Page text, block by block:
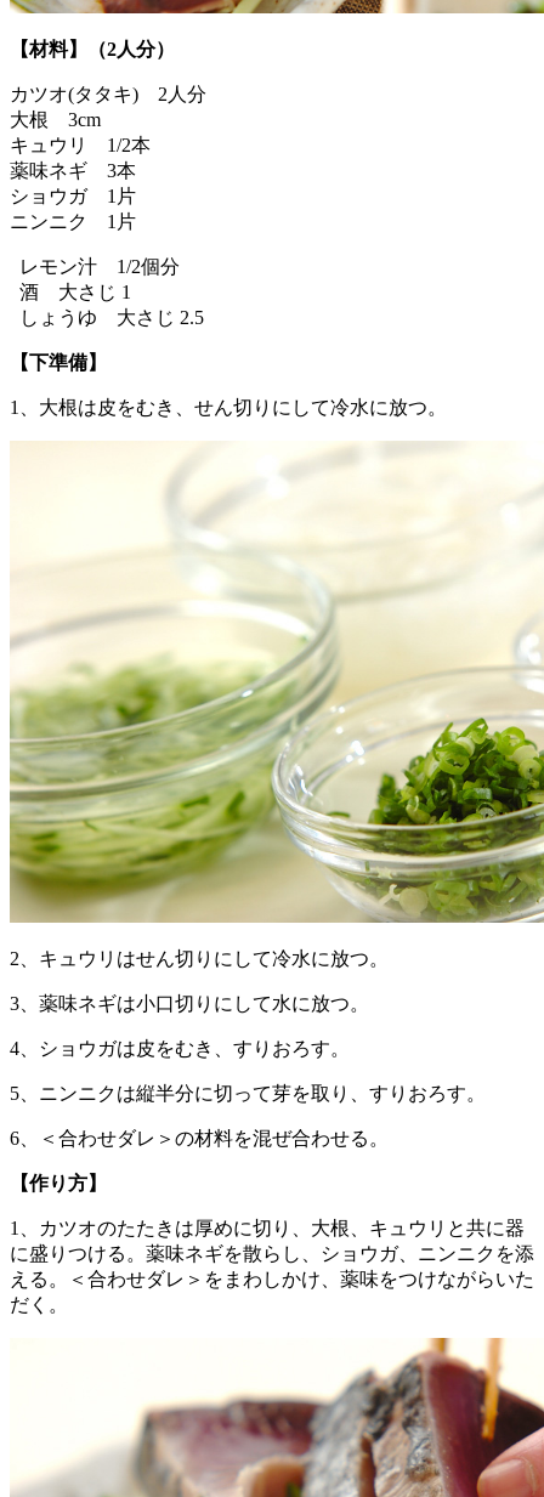
【材料】（2人分）
カツオ(タタキ) 2人分
大根 3cm
キュウリ 1/2本
薬味ネギ 3本
ショウガ 1片
ニンニク 1片
レモン汁 1/2個分
酒 大さじ 1
しょうゆ 大さじ 2.5
【下準備】
1、大根は皮をむき、せん切りにして冷水に放つ。
2、キュウリはせん切りにして冷水に放つ。
3、薬味ネギは小口切りにして水に放つ。
4、ショウガは皮をむき、すりおろす。
5、ニンニクは縦半分に切って芽を取り、すりおろす。
6、＜合わせダレ＞の材料を混ぜ合わせる。
【作り方】
1、カツオのたたきは厚めに切り、大根、キュウリと共に器
に盛りつける。薬味ネギを散らし、ショウガ、ニンニクを添
える。＜合わせダレ＞をまわしかけ、薬味をつけながらいた
だく。